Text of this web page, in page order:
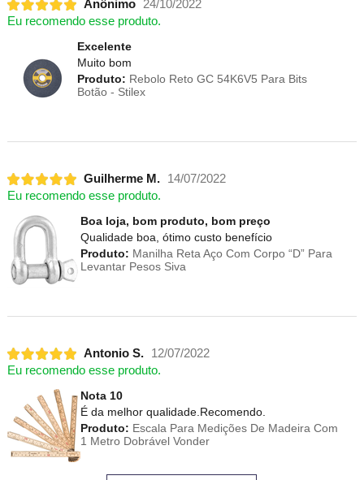
Anônimo
24/10/2022
Eu recomendo esse produto.
Excelente
Muito bom
Produto: Rebolo Reto GC 54K6V5 Para Bits
Botão - Stilex
Guilherme M.
14/07/2022
Eu recomendo esse produto.
Boa loja, bom produto, bom preço
Qualidade boa, ótimo custo benefício
Produto: Manilha Reta Aço Com Corpo “D” Para
Levantar Pesos Siva
Antonio S.
12/07/2022
Eu recomendo esse produto.
Nota 10
É da melhor qualidade.Recomendo.
Produto: Escala Para Medições De Madeira Com
1 Metro Dobrável Vonder